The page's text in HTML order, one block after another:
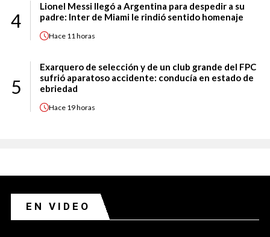
4
Lionel Messi llegó a Argentina para despedir a su
padre: Inter de Miami le rindió sentido homenaje
Hace 11 horas
5
Exarquero de selección y de un club grande del FPC
sufrió aparatoso accidente: conducía en estado de
ebriedad
Hace 19 horas
EN VIDEO